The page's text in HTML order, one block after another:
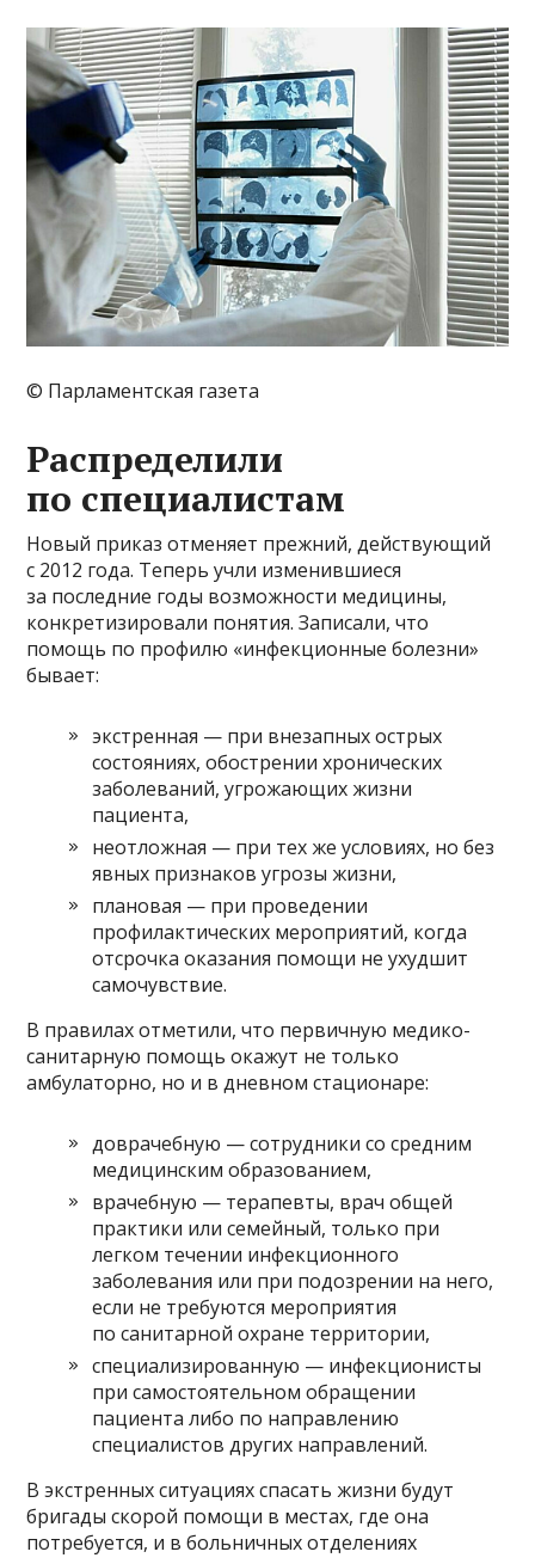
© Парламентская газета
Распределили
по специалистам
Новый приказ отменяет прежний, действующий
с 2012 года. Теперь учли изменившиеся
за последние годы возможности медицины,
конкретизировали понятия. Записали, что
помощь по профилю «инфекционные болезни»
бывает:
экстренная — при внезапных острых
состояниях, обострении хронических
заболеваний, угрожающих жизни
пациента,
неотложная — при тех же условиях, но без
явных признаков угрозы жизни,
плановая — при проведении
профилактических мероприятий, когда
отсрочка оказания помощи не ухудшит
самочувствие.
В правилах отметили, что первичную медико-
санитарную помощь окажут не только
амбулаторно, но и в дневном стационаре:
доврачебную — сотрудники со средним
медицинским образованием,
врачебную — терапевты, врач общей
практики или семейный, только при
легком течении инфекционного
заболевания или при подозрении на него,
если не требуются мероприятия
по санитарной охране территории,
специализированную — инфекционисты
при самостоятельном обращении
пациента либо по направлению
специалистов других направлений.
В экстренных ситуациях спасать жизни будут
бригады скорой помощи в местах, где она
потребуется, и в больничных отделениях